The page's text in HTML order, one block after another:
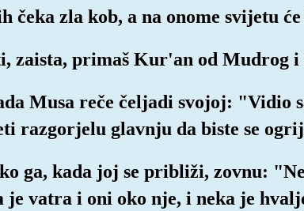
čeka zla kob, a na onome svijetu
zaista, primaš Kur'an od Mudrog i
Musa reče čeljadi svojoj: "Vidio
razgorjelu glavnju da biste se
ga, kada joj se približi, zovnu:
je vatra i oni oko nje, i neka je